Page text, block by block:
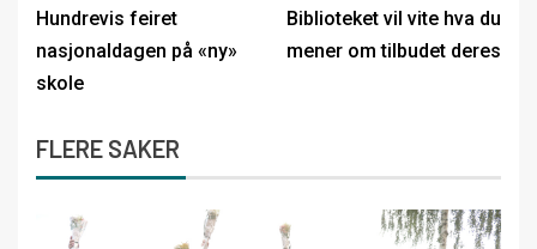
Hundrevis feiret
nasjonaldagen på «ny»
skole
Biblioteket vil vite hva du
mener om tilbudet deres
FLERE SAKER